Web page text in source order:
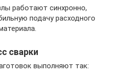
работают синхронно,
подачу расходного
сварки
выполняют так: